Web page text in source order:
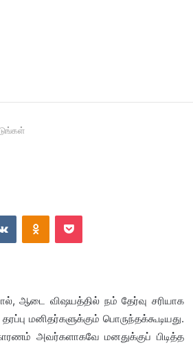
VKontakteOdnoklassniki
Pocket
ஆடை விஷயத்தில் நம் தேர்வு சரியாக
மனிதர்களுக்கும் பொருந்தக்கூடியது.
அவர்களாகவே மனதுக்குப் பிடித்த